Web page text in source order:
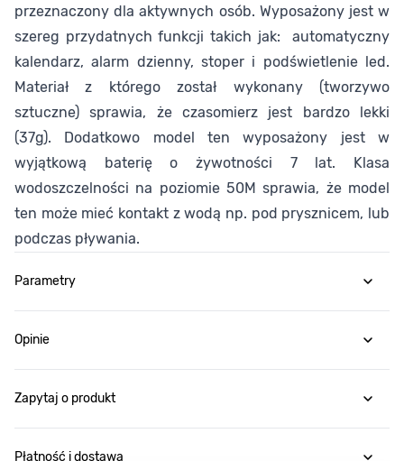
przeznaczony dla aktywnych osób. Wyposażony jest w
szereg przydatnych funkcji takich jak: automatyczny
kalendarz, alarm dzienny, stoper i podświetlenie led.
Materiał z którego został wykonany (tworzywo
sztuczne) sprawia, że czasomierz jest bardzo lekki
(37g). Dodatkowo model ten wyposażony jest w
wyjątkową baterię o żywotności 7 lat. Klasa
wodoszczelności na poziomie 50M sprawia, że model
ten może mieć kontakt z wodą np. pod prysznicem, lub
podczas pływania.
Parametry
Opinie
Zapytaj o produkt
Płatność i dostawa